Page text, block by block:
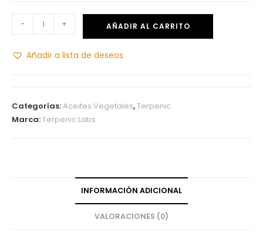
- + AÑADIR AL CARRITO
Añadir a lista de deseos
Categorías:Aceites Vegetales,Terpenic
Marca:Terpenic Labs
INFORMACIÓN ADICIONAL
VALORACIONES (0)